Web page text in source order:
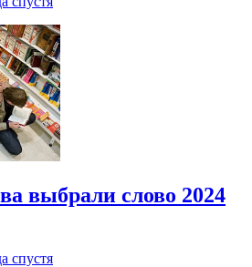
выбрали слово 2024
спустя